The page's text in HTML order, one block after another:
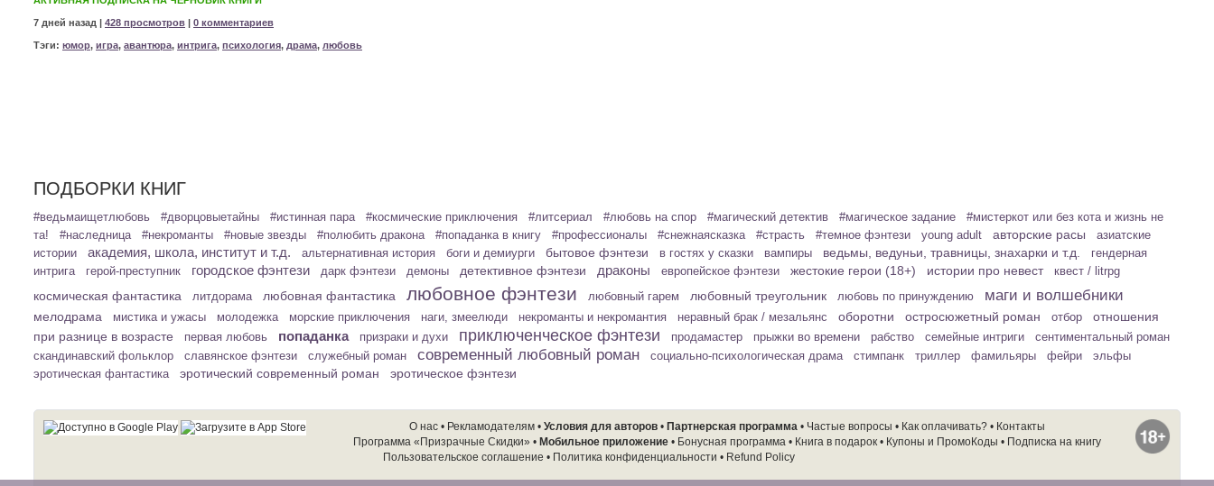
7 дней назад | 428 просмотров | 0 комментариев
Тэги: юмор, игра, авантюра, интрига, психология, драма, любовь
ПОДБОРКИ КНИГ
#ведьмаищетлюбовь #дворцовыетайны #истинная пара #космические приключения #литсериал #любовь на спор #магический детектив #магическое задание
#мистеркот или без кота и жизнь не
та!
#наследница #некроманты #новые звезды #полюбить дракона #попаданка в книгу #профессионалы #снежнаясказка #страсть #темное фэнтези young adult авторские расы
азиатские
истории
академия, школа, институт и т.д. альтернативная история боги и демиурги бытовое фэнтези в гостях у сказки вампиры ведьмы, ведуньи, травницы, знахарки и т.д.
гендерная
интрига
герой-преступник городское фэнтези дарк фэнтези демоны детективное фэнтези драконы европейское фэнтези жестокие герои (18+) истории про невест квест / litrpg
космическая фантастика литдорама любовная фантастика любовное фэнтези любовный гарем любовный треугольник любовь по принуждению маги и волшебники
мелодрама мистика и ужасы молодежка морские приключения наги, змеелюди некроманты и некромантия неравный брак / мезальянс оборотни остросюжетный роман отбор
отношения
при разнице в возрасте
первая любовь попаданка призраки и духи приключенческое фэнтези продамастер прыжки во времени рабство семейные интриги
сентиментальный роман
скандинавский фольклор
славянское фэнтези служебный роман современный любовный роман социально-психологическая драма стимпанк триллер фамильяры фейри
эльфы
эротическая фантастика
эротический современный роман эротическое фэнтези
О нас • Рекламодателям • Условия для авторов • Партнерская программа • Частые вопросы • Как оплачивать? • Контакты
Программа «Призрачные Скидки» • Мобильное приложение • Бонусная программа • Книга в подарок • Купоны и ПромоКоды • Подписка на книгу
Пользовательское соглашение • Политика конфиденциальности • Refund Policy